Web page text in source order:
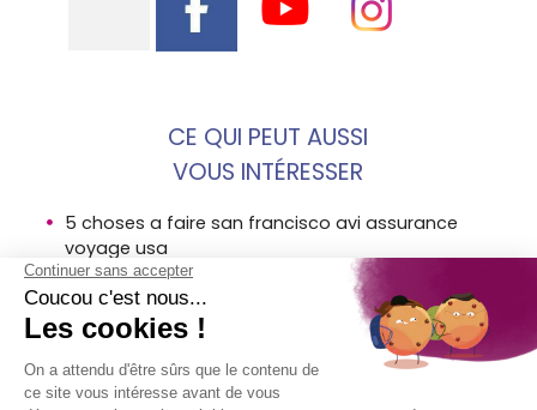
CE QUI PEUT AUSSI
VOUS INTÉRESSER
5 choses a faire san francisco avi assurance
voyage usa
destination argentine les merveilles des andes
destination usa 5 raisons faire etape louisiane